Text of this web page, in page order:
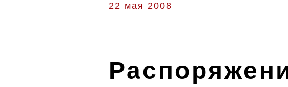
22 мая 2008